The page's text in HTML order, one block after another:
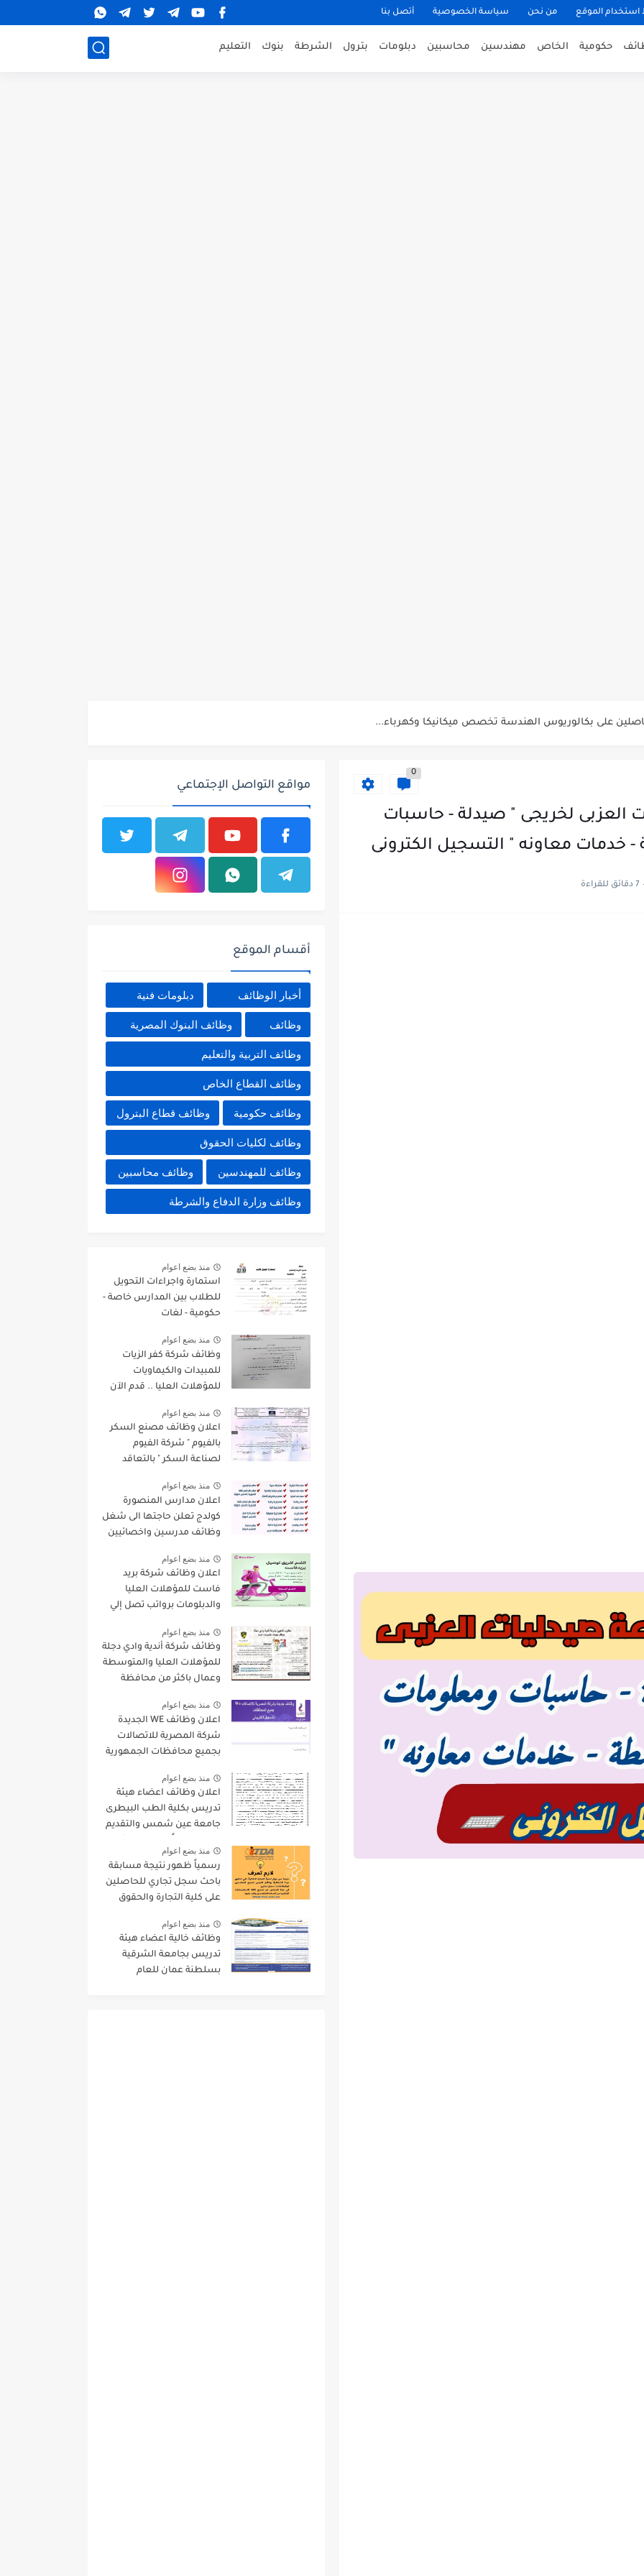
الموقع من نحن سياسة الخصوصية أتصل بنا
حكومية الخاص مهندسين محاسبين دبلومات بترول الشرطة بنوك التعليم
الاسبوعى بتاريخ اليوم الجمعة 2024/7/26
المقررة للمتقدمين لهيئة القومية للإنتاج...
الاسبوعى بتاريخ الجمعة 19 يوليو.....
0
العزبى لخريجى " صيدلة - حاسبات
معاونه " التسجيل الكترونى
7 دقائق للقراءة
مواقع التواصل الإجتماعي
أقسام الموقع
أخبار الوظائف دبلومات فنية
وظائف وظائف البنوك المصرية
وظائف التربية والتعليم
وظائف القطاع الخاص
وظائف حكومية وظائف قطاع البترول
وظائف لكليات الحقوق
وظائف للمهندسين وظائف محاسبين
وظائف وزارة الدفاع والشرطة
منذ بضع اعوام
استمارة واجراءات التحويل
للطلاب بين المدارس خاصة -
حكومية - لغات
منذ بضع اعوام
وظائف شركة كفر الزيات
للمبيدات والكيماويات
للمؤهلات العليا .. قدم الآن
منذ بضع اعوام
اعلان وظائف مصنع السكر
بالفيوم " شركة الفيوم
لصناعة السكر " بالتعاقد
منذ بضع اعوام
اعلان مدارس المنصورة
كولدج تعلن حاجتها الى شغل
وظائف مدرسين واخصائيين
التخصصات للعام الدراسى
الجديد 2022 / 2023
منذ بضع اعوام
اعلان وظائف شركة بريد
فاست للمؤهلات العليا
والدبلومات برواتب تصل إلي
منذ بضع اعوام
وظائف شركة أندية وادي دجلة
للمؤهلات العليا والمتوسطة
وعمال باكثر من محافظة
منذ بضع اعوام
اعلان وظائف WE الجديدة
شركة المصرية للاتصالات
بجميع محافظات الجمهورية
منذ بضع اعوام
اعلان وظائف اعضاء هيئة
تدريس بكلية الطب البيطرى
جامعة عين شمس والتقديم
الاعلان
منذ بضع اعوام
رسمياً ظهور نتيجة مسابقة
باحث سجل تجاري للحاصلين
على كلية التجارة والحقوق
الهامة بخصوص المسابقة
منذ بضع اعوام
وظائف خالية اعضاء هيئة
تدريس بجامعة الشرقية
بسلطنة عمان للعام